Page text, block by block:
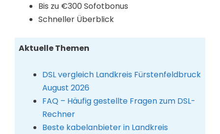
Bis zu €300 Sofotbonus
Schneller Überblick
Aktuelle Themen
DSL vergleich Landkreis Fürstenfeldbruck
August 2026
FAQ – Häufig gestellte Fragen zum DSL-
Rechner
Beste kabelanbieter in Landkreis